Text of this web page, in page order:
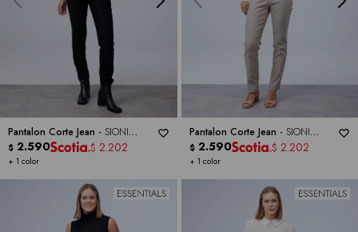
Pantalon Corte Jean - SIONI
ESSENTIAL
+ 1 color
$ 2.590 $ 2.202
Pantalon Corte Jean - SIONI
ESSENTIAL
+ 1 color
$ 2.590 $ 2.202